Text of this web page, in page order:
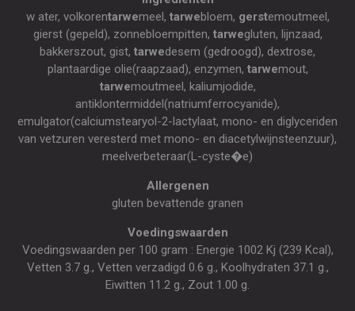
w ater, volkorentarwemeel, tarwebloem, gerstemoutmeel,
gierst (gepeld), zonnebloempitten, tarwegluten, lijnzaad,
bakkerszout, gist, tarwedesem (gedroogd), dextrose,
plantaardige olie(raapzaad), enzymen, tarwemout,
tarwemoutmeel, kaliumjodide,
antiklontermiddel(natriumferrocyanide),
emulgator(calciumstearyol-2-lactylaat, mono- en diglyceriden
van vetzuren veresterd met mono- en diacetylwijnsteenzuur),
meelverbeteraar(L-cyste�e)
Allergenen
gluten bevattende granen
Voedingswaarden
Voedingswaarden per 100 gram : Energie 1002 Kj (239 Kcal),
Vetten 3.7 g., Vetten verzadigd 0.6 g., Koolhydraten 37.1 g.,
Eiwitten 11.2 g., Zout 1.00 g.